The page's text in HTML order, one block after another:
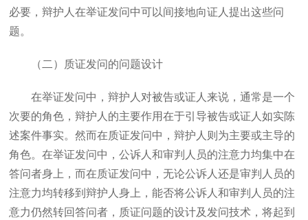
必要，辩护人在举证发问中可以间接地向证人提出这些问
题。
（二）质证发问的问题设计
在举证发问中，辩护人对被告或证人来说，通常是一个
次要的角色，辩护人的主要作用在于引导被告或证人如实陈
述案件事实。然而在质证发问中，辩护人则为主要或主导的
角色。在举证发问中，公诉人和审判人员的注意力均集中在
答问者身上，而在质证发问中，无论公诉人还是审判人员的
注意力均转移到辩护人身上，能否将公诉人和审判人员的注
意力仍然转回答问者，质证问题的设计及发问技术，将起到